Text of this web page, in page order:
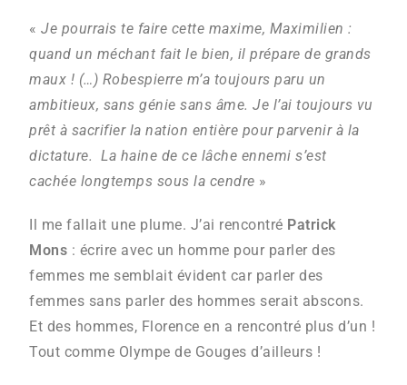
«Je pourrais te faire cette maxime, Maximilien :
quand un méchant fait le bien, il prépare de grands
maux ! (…) Robespierre m’a toujours paru un
ambitieux, sans génie sans âme. Je l’ai toujours vu
prêt à sacrifier la nation entière pour parvenir à la
dictature. La haine de ce lâche ennemi s’est
cachée longtemps sous la cendre »
Il me fallait une plume. J’ai rencontré Patrick
Mons : écrire avec un homme pour parler des
femmes me semblait évident car parler des
femmes sans parler des hommes serait abscons.
Et des hommes, Florence en a rencontré plus d’un !
Tout comme Olympe de Gouges d’ailleurs !